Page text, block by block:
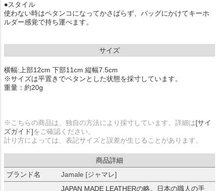
●スタイル
使わない時はペタンコになってかさばらず、バッグにかけてキーホ
ルダー感覚で持ち運べます。
サイズ
横幅:上部12cm 下部11cm 縦幅7.5cm
※サイズは平置きでペタンとした状態を採寸しています。
重量：約20g
※こちらの商品は、独自の方法により採寸しています。詳細は[サイ
ズガイド]をご確認ください。
計り方によっては、表記サイズと誤差が生じることがあります。
商品詳細
ブランド名
Jamale [ジャマレ]
JAPAN MADE LEATHERの略。日本の職人の手